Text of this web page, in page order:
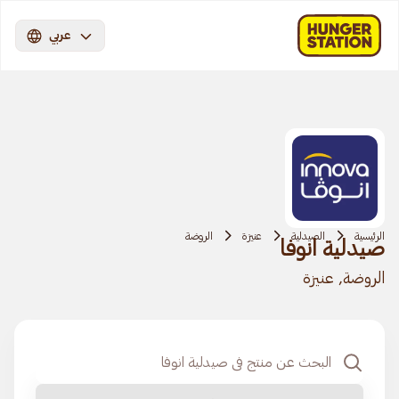
عربي
الرئيسية الصيدلية عنيزة الروضة
صيدلية انوفا
الروضة, عنيزة